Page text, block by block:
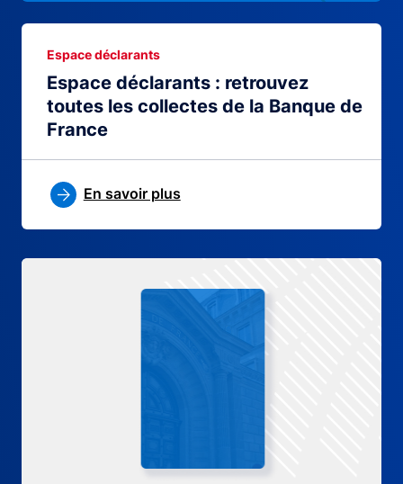
Espace déclarants : retrouvez
toutes les collectes de la Banque de
France
Espace déclarants
En savoir plus